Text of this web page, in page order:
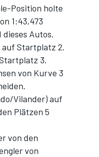
Position holte
1:43,473
Autos.
auf Startplatz 2.
3.
von Kurve 3
Vilander) auf
Plätzen 5
von den
von